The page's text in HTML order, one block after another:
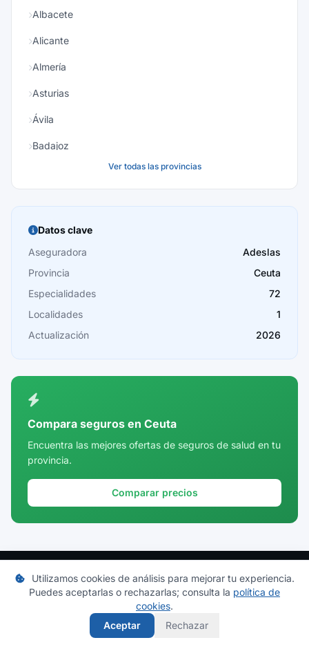
Albacete
Alicante
Almería
Asturias
Ávila
Badajoz
Burgos
Cáceres
Cádiz
Cantabria
Castellón
Córdoba
Cuenca
Girona
Huesca
Ver todas las provincias
Datos clave
Aseguradora
Adeslas
Provincia
Ceuta
Especialidades
72
Localidades
1
Actualización
2026
Compara seguros en Ceuta
Encuentra las mejores ofertas de seguros de salud en tu
provincia.
Comparar precios
Mi Cuadro Médico
Directorio actualizado de cuadros médicos de las principales
aseguradoras de salud en España. Consulta especialistas,
Utilizamos cookies de análisis para mejorar tu experiencia.
Puedes aceptarlas o rechazarlas; consulta la política de
cookies.
Aceptar
Rechazar